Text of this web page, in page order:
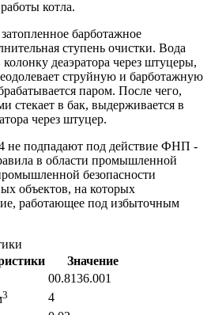
котла.
барботажное
ступень очистки. Вода
деаэратора через штуцеры,
струйную и барботажную
паром. После чего,
стекает в бак, выдерживается в
через штуцер.
не подпадают под действие ФНП -
в области промышленной
безопасности
объектов, на которых
работающее под избыточным
Значение
00.8136.001
3
4